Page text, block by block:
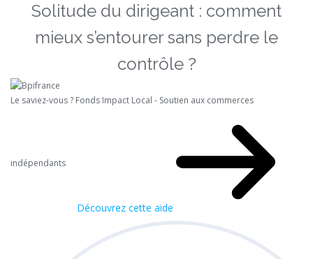
Solitude du dirigeant : comment
mieux s’entourer sans perdre le
contrôle ?
Le saviez-vous ? Fonds Impact Local - Soutien aux commerces
indépendants
Découvrez cette aide